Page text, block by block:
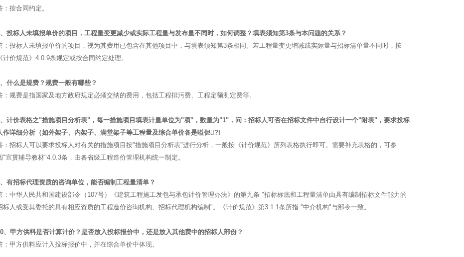
：按合同约定。
投标人未填报单价的项目，工程量变更减少或实际工程量与发布量不同时，如何调整？填表须知第3条与本问题的关系？
：投标人未填报单价的项目，视为其费用已包含在其他项目中，与填表须知第3条相同。若工程量变更增减或实际量与招标清单量不同时，按
《计价规范》4.0.9条规定或按合同约定处理。
什么是规费？规费一般有哪些？
：规费是指国家及地方政府规定必须交纳的费用，包括工程排污费、工程定额测定费等。
计价表格之"措施项目分析表"，每一措施项目填表计量单位为"项"，数量为"1"，问：招标人可否在招标文件中自行设计一个"附表"，要求投标
作详细分析（如外架子、内架子、满堂架子等工程量及综合单价各是嗌伲?l
：招标人可以要求投标人对有关的措施项目按"措施项目分析表"进行分析，一般按《计价规范》所列表格执行即可。需要补充表格的，可参
"宣贯辅导教材"4.0.3条，由各省级工程造价管理机构统一制定。
有招标代理资质的咨询单位，能否编制工程量清单？
：中华人民共和国建设部令（107号）《建筑工程施工发包与承包计价管理办法》的第九条 "招标标底和工程量清单由具有编制招标文件能力的
标人或受其委托的具有相应资质的工程造价咨询机构、招标代理机构编制"。《计价规范》第3.1.1条所指 "中介机构"与部令一致。
、甲方供料是否计算计价？是否放入投标报价中，还是放入其他费中的招标人部份？
：甲方供料应计入投标报价中，并在综合单价中体现。